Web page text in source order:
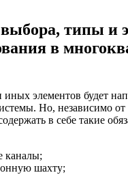
типы и
в
элементов будет
Но, независимо
в себе такие
каналы;
шахту;